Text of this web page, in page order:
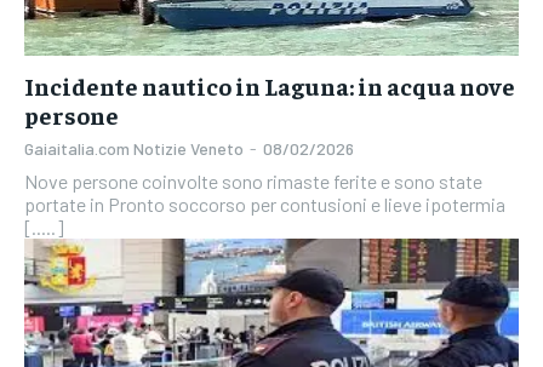
Incidente nautico in Laguna: in acqua nove
persone
Gaiaitalia.com Notizie Veneto - 08/02/2026
Nove persone coinvolte sono rimaste ferite e sono state
portate in Pronto soccorso per contusioni e lieve ipotermia
[.....]